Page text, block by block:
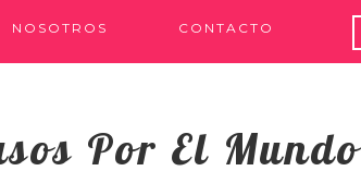
NOSOTROS CONTACTO
Por El Mundo